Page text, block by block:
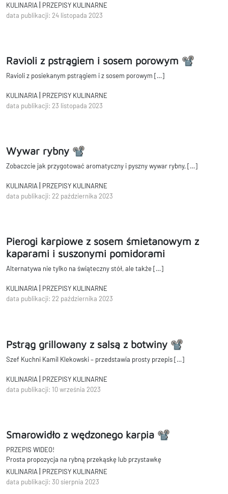
KULINARIA | PRZEPISY KULINARNE
data publikacji: 24 listopada 2023
Ravioli z pstrągiem i sosem porowym 📽
Ravioli z posiekanym pstrągiem i z sosem porowym […]
KULINARIA | PRZEPISY KULINARNE
data publikacji: 23 listopada 2023
Wywar rybny 📽
Zobaczcie jak przygotować aromatyczny i pyszny wywar rybny, […]
KULINARIA | PRZEPISY KULINARNE
data publikacji: 22 października 2023
Pierogi karpiowe z sosem śmietanowym z
kaparami i suszonymi pomidorami
Alternatywa nie tylko na świąteczny stół, ale także […]
KULINARIA| PRZEPISY KULINARNE
data publikacji: 22 października 2023
Pstrąg grillowany z salsą z botwiny 📽
Szef Kuchni Kamil Klekowski – przedstawia prosty przepis […]
KULINARIA | PRZEPISY KULINARNE
data publikacji: 10 września 2023
Smarowidło z wędzonego karpia 📽
PRZEPIS WIDEO!
Prosta propozycja na rybną przekąskę lub przystawkę
KULINARIA | PRZEPISY KULINARNE
data publikacji: 30 sierpnia 2023